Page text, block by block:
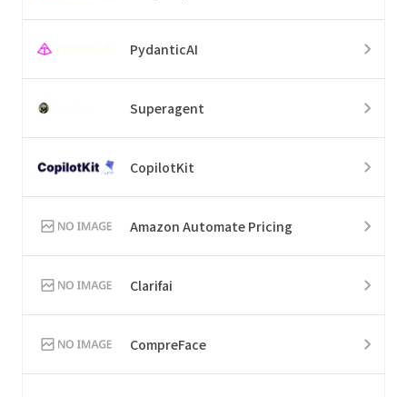
PydanticAI
Superagent
CopilotKit
Amazon Automate Pricing
Clarifai
CompreFace